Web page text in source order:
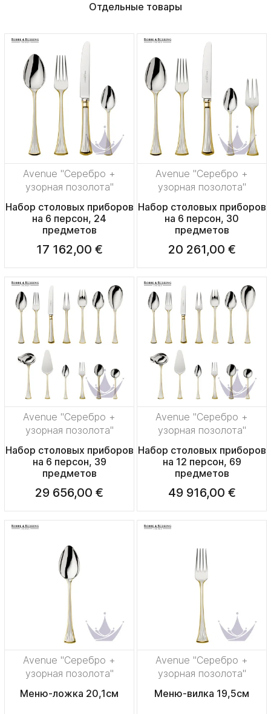
Отдельные товары
Avenue "Серебро +
узорная позолота"
Набор столовых приборов
на 6 персон, 24
предметов
17 162,00 €
Avenue "Серебро +
узорная позолота"
Набор столовых приборов
на 6 персон, 30
предметов
20 261,00 €
Avenue "Серебро +
узорная позолота"
Набор столовых приборов
на 6 персон, 39
предметов
29 656,00 €
Avenue "Серебро +
узорная позолота"
Набор столовых приборов
на 12 персон, 69
предметов
49 916,00 €
Avenue "Серебро +
узорная позолота"
Меню-ложка 20,1см
Avenue "Серебро +
узорная позолота"
Меню-вилка 19,5см